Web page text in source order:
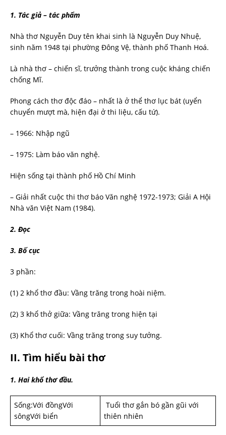
1. Tác giả – tác phẩm
Nhà thơ Nguyễn Duy tên khai sinh là Nguyễn Duy Nhuệ,
sinh năm 1948 tại phường Đông Vệ, thành phố Thanh Hoá.
Là nhà thơ – chiến sĩ, trưởng thành trong cuộc kháng chiến
chống Mĩ.
Phong cách thơ độc đáo – nhất là ở thể thơ lục bát (uyển
chuyển mượt mà, hiện đại ở thi liệu, cấu tứ).
– 1966: Nhập ngũ
– 1975: Làm báo văn nghệ.
Hiện sống tại thành phố Hồ Chí Minh
– Giải nhất cuộc thi thơ báo Văn nghệ 1972-1973; Giải A Hội
Nhà văn Việt Nam (1984).
2. Đọc
3. Bố cục
3 phần:
(1) 2 khổ thơ đầu: Vầng trăng trong hoài niệm.
(2) 3 khổ thở giữa: Vầng trăng trong hiện tại
(3) Khổ thơ cuối: Vầng trăng trong suy tưởng.
II. Tìm hiểu bài thơ
1. Hai khổ thơ đầu.
Sống:Với đồngVới
sôngVới biển
Tuổi thơ gắn bó gần gũi với
thiên nhiên